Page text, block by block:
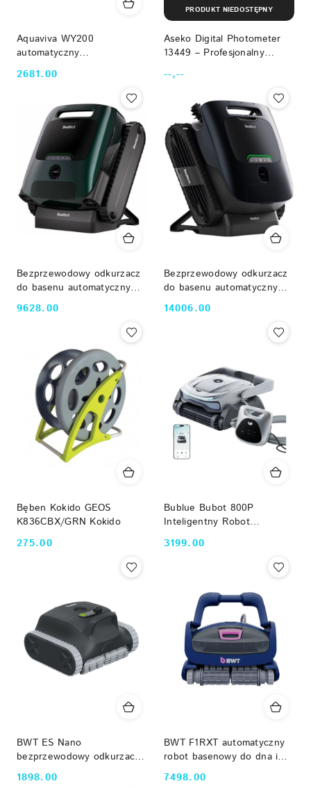
Aquaviva WY200
automatyczny
bezprzewodowy robot
basenowy (dno i ściany, do
Cena:
2681.00
Aseko Digital Photometer
13449 – Profesjonalny
wody basenowej
Cena:
--,--
PRODUKT NIEDOSTĘPNY
Bezprzewodowy odkurzacz
do basenu automatyczny
Beatbot Aquasense 2 Pro
Beatbot
Cena:
9628.00
Bezprzewodowy odkurzacz
do basenu automatyczny
Beatbot Aquasense 2 Ultra
Beatbot
Cena:
14006.00
Bęben Kokido GEOS
K836CBX/GRN Kokido
Cena:
275.00
Bublue Bubot 800P
Inteligentny Robot
Basenowy 4w1 AI
Navigation 150W 3566GPH
Cena:
3199.00
BWT ES Nano
bezprzewodowy odkurzacz
basenowy z Wi-Fi do
basenów max 50m2
1898.00
BWT F1RXT automatyczny
robot basenowy do dna i
ścian basenu PVA
7498.00